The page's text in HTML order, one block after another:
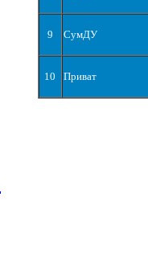
9 СумДУ
10 Приват